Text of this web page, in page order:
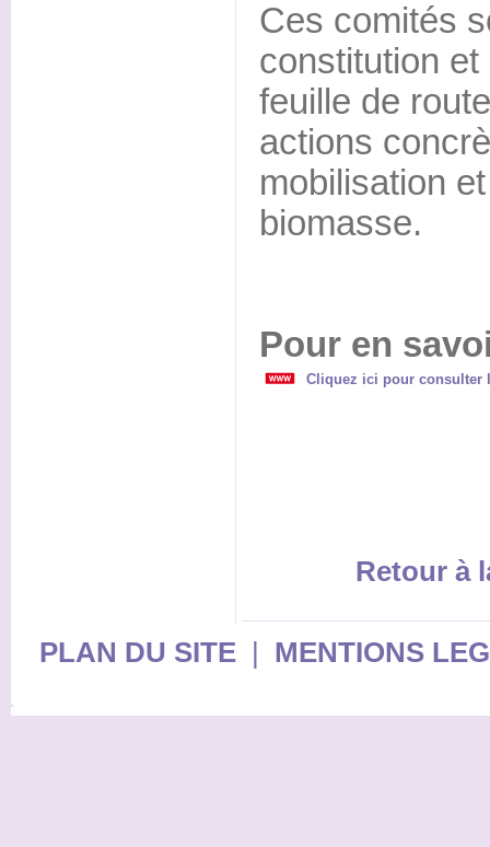
Ces comités
constitution
feuille de
actions
mobilisation
biomasse.
Pour en
Cliquez ici pour consulter
Retour à
PLAN DU SITE| MENTIONS